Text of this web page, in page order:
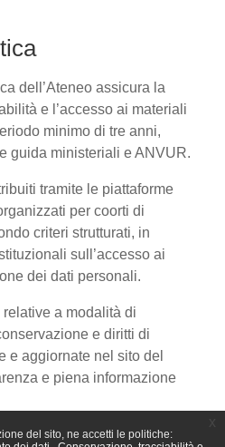
del sito, ne accetti le politiche:
dell’Ateneo assicura la
e l’accesso ai materiali
minimo di tre anni,
guida ministeriali e ANVUR.
tramite le piattaforme
per coorti di
criteri strutturati, in
sull’accesso ai
dei dati personali.
a modalità di
e diritti di
e aggiornate nel sito del
e piena informazione